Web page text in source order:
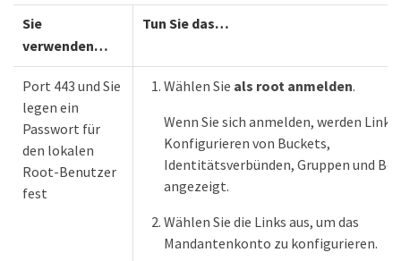
Sie
verwenden…​
Tun Sie das…​
Port 443 und Sie
legen ein
Passwort für
den lokalen
Root-Benutzer
fest
Wählen Sie als root anmelden.
Wenn Sie sich anmelden, werden Links
Konfigurieren von Buckets,
Identitätsverbünden, Gruppen und
angezeigt.
Wählen Sie die Links aus, um das
Mandantenkonto zu konfigurieren.